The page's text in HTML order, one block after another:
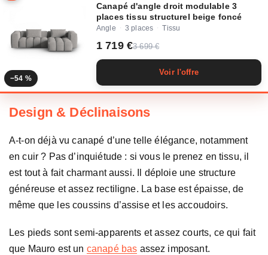
−54 %
Canapé d'angle droit modulable 3
places tissu structurel beige foncé
Angle · 3 places · Tissu
1 719 €3 699 €
Voir l'offre
Design & Déclinaisons
A-t-on déjà vu canapé d’une telle élégance, notamment
en cuir ? Pas d’inquiétude : si vous le prenez en tissu, il
est tout à fait charmant aussi. Il déploie une structure
généreuse et assez rectiligne. La base est épaisse, de
même que les coussins d’assise et les accoudoirs.
Les pieds sont semi-apparents et assez courts, ce qui fait
que Mauro est un canapé bas assez imposant.